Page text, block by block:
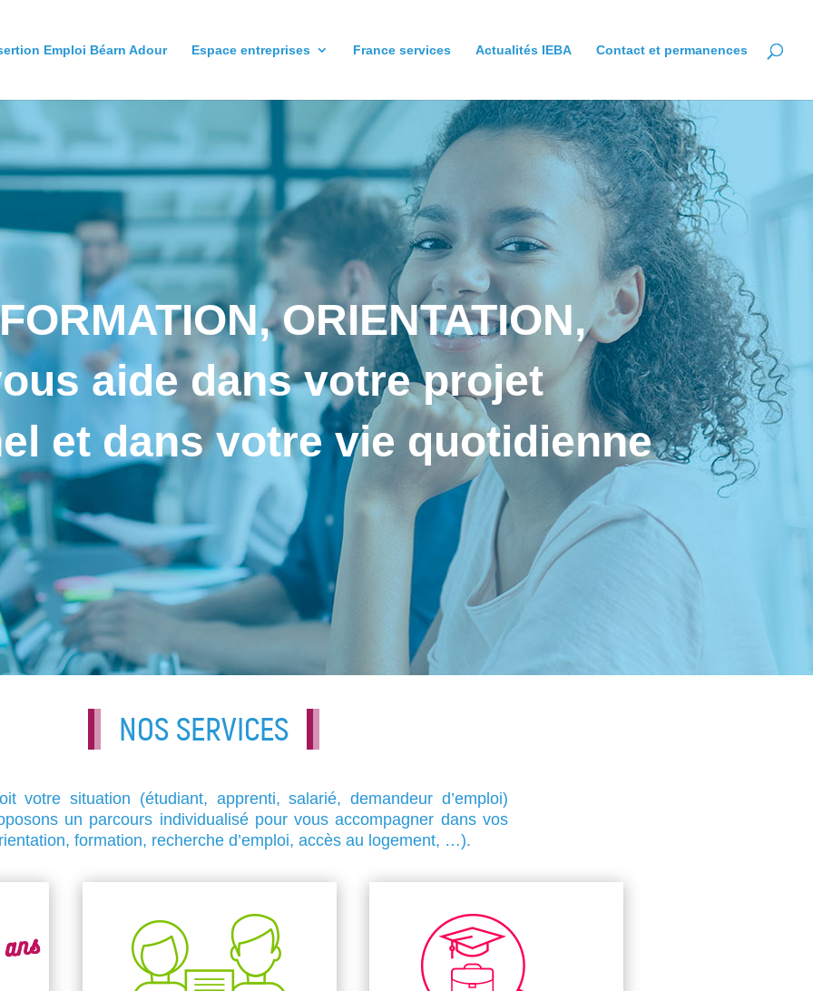
Emploi Béarn Adour Espace entreprises France services Actualités IEBA Contact et permanences
ORIENTATION,
aide dans votre projet
et dans votre vie quotidienne
NOS SERVICES
votre situation (étudiant, apprenti, salarié, demandeur d’emploi)
un parcours individualisé pour vous accompagner dans vos
formation, recherche d’emploi, accès au logement, …).